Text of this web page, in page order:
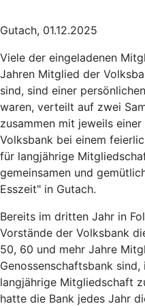
Gutach, 01.12.2025
Viele der eingeladenen
Jahren Mitglied der
sind, sind einer
waren, verteilt auf zwei
zusammen mit jeweils
Volksbank bei einem
für langjährige
gemeinsamen und
Esszeit" in Gutach.
Bereits im dritten Jahr in
Vorstände der Volksbank
50, 60 und mehr Jahre
Genossenschaftsbank
langjährige Mitgliedschaft
hatte die Bank jedes Jahr